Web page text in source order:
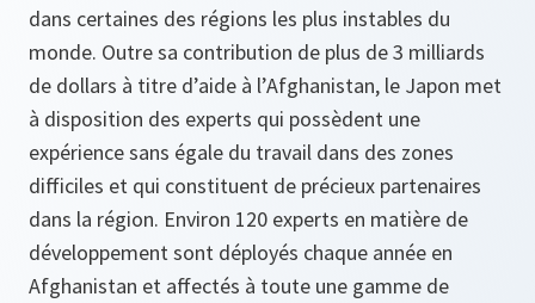
dans certaines des régions les plus instables du
monde. Outre sa contribution de plus de 3 milliards
de dollars à titre d’aide à l’Afghanistan, le Japon met
à disposition des experts qui possèdent une
expérience sans égale du travail dans des zones
difficiles et qui constituent de précieux partenaires
dans la région. Environ 120 experts en matière de
développement sont déployés chaque année en
Afghanistan et affectés à toute une gamme de